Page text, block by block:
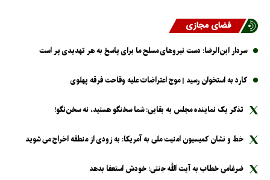
فضای مجازی
سردار ابن‌الرضا: دست نیرو‌های مسلح ما برای پاسخ به هر تهدیدی پر است
کارد به استخوان رسید | موج اعتراضات علیه وقاحت فرقه پهلوی
تذکر یک نماینده مجلس به بقایی: شما سخنگو هستید، نه سخن‌نگو!
خط و نشان کمیسیون امنیت ملی به آمریکا: به زودی از منطقه اخراج می شوید
ضرغامی خطاب به آیت الله جنتی: خودش استعفا بدهد